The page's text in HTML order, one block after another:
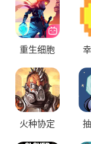
奏，还加入了角色
重生细胞
火种协定